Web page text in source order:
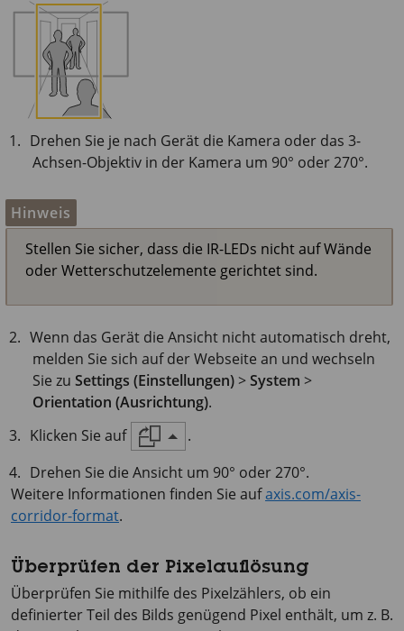
Drehen Sie je nach Gerät die Kamera oder das 3-
Achsen-Objektiv in der Kamera um 90° oder 270°.
Hinweis
Stellen Sie sicher, dass die IR-LEDs nicht auf Wände
oder Wetterschutzelemente gerichtet sind.
Wenn das Gerät die Ansicht nicht automatisch dreht,
melden Sie sich auf der Webseite an und wechseln
Sie zu Settings (Einstellungen)>System >
Orientation (Ausrichtung).
Klicken Sie auf
.
Drehen Sie die Ansicht um 90° oder 270°.
Weitere Informationen finden Sie aufaxis.com/axis-
corridor-format.
Überprüfen der Pixelauflösung
Überprüfen Sie mithilfe des Pixelzählers, ob ein
definierter Teil des Bilds genügend Pixel enthält, um z. B.